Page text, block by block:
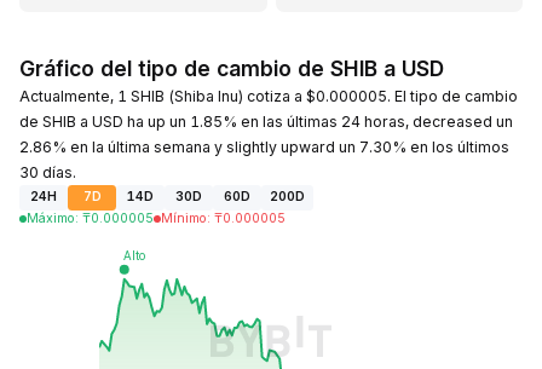
Gráfico del tipo de cambio de SHIB a USD
Actualmente, 1 SHIB (Shiba Inu) cotiza a $0.000005. El tipo de cambio
de SHIB a USD ha up un 1.85% en las últimas 24 horas, decreased un
2.86% en la última semana y slightly upward un 7.30% en los últimos
30 días.
24H 7D 14D 30D 60D
200D
Máximo: ₸0.000005 Mínimo: ₸0.000005